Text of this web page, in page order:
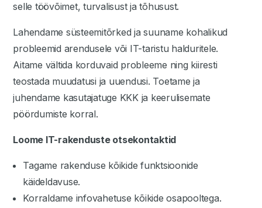
selle töövõimet, turvalisust ja tõhusust.
Lahendame süsteemitõrked ja suuname kohalikud
probleemid arendusele või IT-taristu halduritele.
Aitame vältida korduvaid probleeme ning kiiresti
teostada muudatusi ja uuendusi. Toetame ja
juhendame kasutajatuge KKK ja keerulisemate
pöördumiste korral.
Loome IT-rakenduste otsekontaktid
Tagame rakenduse kõikide funktsioonide
käideldavuse.
Korraldame infovahetuse kõikide osapooltega.